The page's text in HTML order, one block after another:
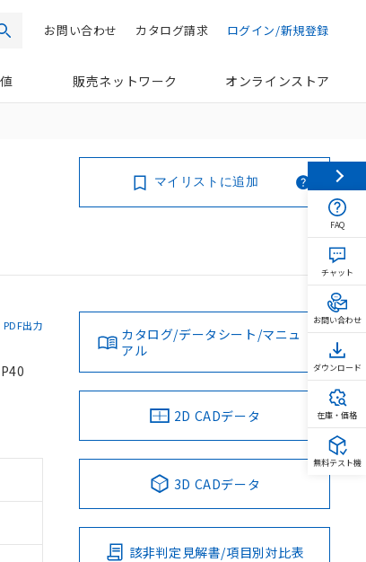
検索 ログイン/新規登録
カタログ請求
お問い合わせ
販売ネットワーク オンラインストア
マイリストに追加
PDF出力
カタログ/データシート/マニュ
アル
2D CADデータ
3D CADデータ
該非判定見解書/項目別対比表
FAQ
チャット
お問い合わせ
ダウンロード
在庫・価格
無料テスト機